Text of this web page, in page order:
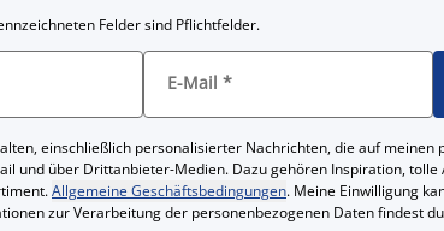
Felder sind Pflichtfelder.
E-Mail *
einschließlich personalisierter Nachrichten, die auf meinen
und über Drittanbieter-Medien. Dazu gehören Inspiration,
Allgemeine Geschäftsbedingungen. Meine Einwilligung
zur Verarbeitung der personenbezogenen Daten findest